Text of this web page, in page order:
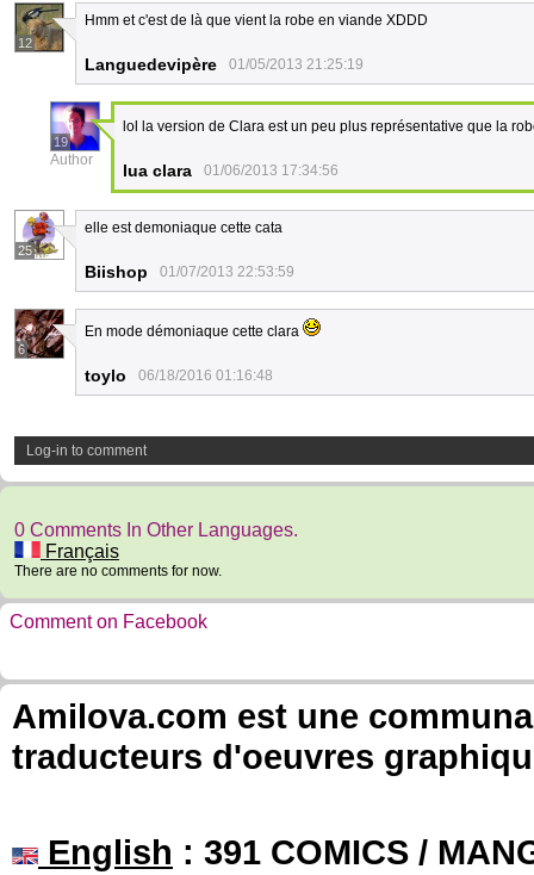
12
Hmm et c'est de là que vient la robe en viande XDDD
Languedevipère 01/05/2013 21:25:19
19
Author
lol la version de Clara est un peu plus représentative que la
lua clara 01/06/2013 17:34:56
25
elle est demoniaque cette cata
Biishop 01/07/2013 22:53:59
6
En mode démoniaque cette clara
toylo 06/18/2016 01:16:48
Log-in to comment
0 Comments In Other Languages.
Français
There are no comments for now.
Comment on Facebook
Amilova.com est une
traducteurs d'oeuvres
English : 391 COMICS /